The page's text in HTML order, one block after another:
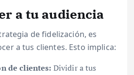
a tu audiencia
de fidelización, es
a tus clientes. Esto implica:
de clientes: Dividir a tus